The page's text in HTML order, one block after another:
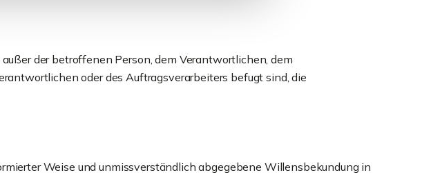
der betroffenen Person, dem Verantwortlichen, dem
oder des Auftragsverarbeiters befugt sind, die
Weise und unmissverständlich abgegebene Willensbekundung in